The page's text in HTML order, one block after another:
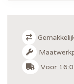
Voor